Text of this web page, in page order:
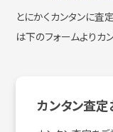
とにかくカンタンに査
は下のフォームよりカ
カンタン査